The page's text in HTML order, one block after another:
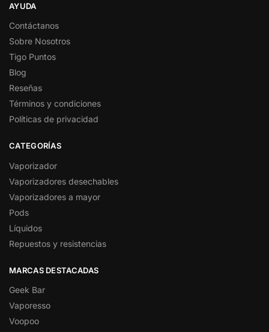
AYUDA
Contáctanos
Sobre Nosotros
Tigo Puntos
Blog
Reseñas
Términos y condiciones
Políticas de privacidad
CATEGORÍAS
Vaporizador
Vaporizadores desechables
Vaporizadores a mayor
Pods
Líquidos
Repuestos y resistencias
MARCAS DESTACADAS
Geek Bar
Vaporesso
Voopoo